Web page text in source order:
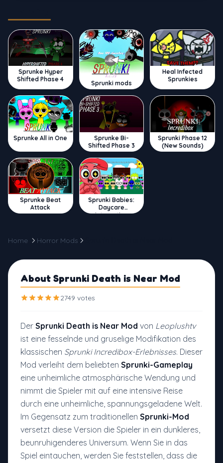
Sprunke Hyper
Shifted Phase 4
Sprunki mods
Heal Infected
Sprunkies
Sprunke All in One
Sprunke Bi-
Shifted Phase 3
Sprunki Phase 12
(New Sounds)
Sprunke Beat
Attack
Sprunki Babies:
Daycare
Interactive
Home Horror Mods
About Sprunki Death is Near Mod
2749 votes
Der Sprunki Death is Near Mod von Leoplushtv
ist eine fesselnde und gruselige Modifikation des
klassischen Sprunki Incredibox-Erlebnisses. Dieser
Mod verleiht dem beliebten Sprunki-Gameplay
eine unheimliche atmosphärische Wendung und
nimmt die Spieler mit auf eine intensive Reise
durch eine unheimliche, spannungsgeladene Welt.
Im Gegensatz zum traditionellen Sprunki-Mod
versetzt diese Version die Spieler in ein dunkleres,
beunruhigenderes Universum. Wenn Sie in das
Spiel eintauchen, werden Sie feststellen, dass die